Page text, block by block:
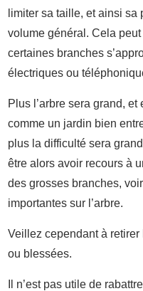
limiter sa taille, et ainsi sa
volume général. Cela
certaines branches
électriques ou
Plus l’arbre sera grand,
comme un jardin bien
plus la difficulté sera
être alors avoir recours à
des grosses branches,
importantes sur l’arbre.
Veillez cependant à
ou blessées.
Il n’est pas utile de